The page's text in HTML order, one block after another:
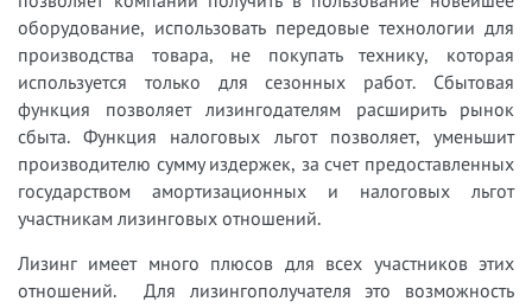
оборудование, использовать передовые технологии для
производства товара, не покупать технику, которая
используется только для сезонных работ. Сбытовая
функция позволяет лизингодателям расширить рынок
сбыта. Функция налоговых льгот позволяет, уменьшит
производителю сумму издержек, за счет предоставленных
государством амортизационных и налоговых льгот
участникам лизинговых отношений.
Лизинг имеет много плюсов для всех участников этих
отношений. Для лизингополучателя это возможность